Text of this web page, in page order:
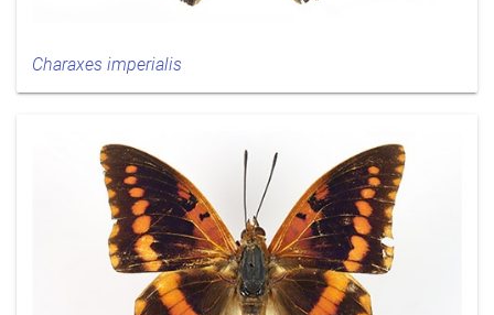
Charaxes imperialis